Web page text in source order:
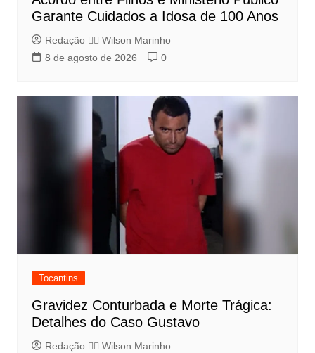
Garante Cuidados a Idosa de 100 Anos
Redação 👨‍⚖️​ Wilson Marinho
8 de agosto de 2026
0
Tocantins
Gravidez Conturbada e Morte Trágica:
Detalhes do Caso Gustavo
Redação 👨‍⚖️​ Wilson Marinho